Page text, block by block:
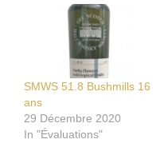
SMWS 51.8 Bushmills 16
ans
29 Décembre 2020
In "Évaluations"